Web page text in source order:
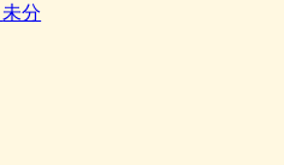
未分